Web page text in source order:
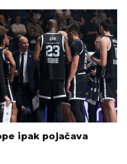
ipak pojačava